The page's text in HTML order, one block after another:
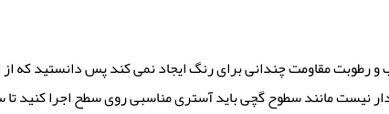
رطوبت مقاومت چندانی برای رنگ ایجاد نمی کند پس دانستید که از
نیست مانند سطوح گچی باید آستری مناسبی روی سطح اجرا کنید